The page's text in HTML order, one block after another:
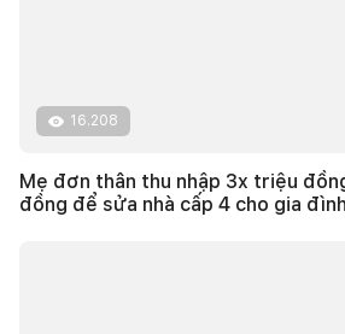
16.208
Mẹ đơn thân thu nhập 3x triệu
đồng để sửa nhà cấp 4 cho gia đình